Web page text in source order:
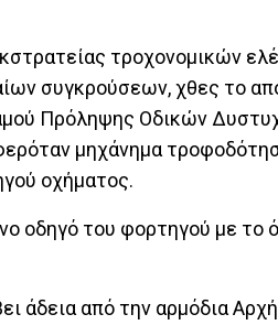
τροχονομικών
συγκρούσεων, χθες το
Πρόληψης Οδικών
μηχάνημα
οχήματος.
οδηγό του φορτηγού με το
άδεια από την αρμόδια